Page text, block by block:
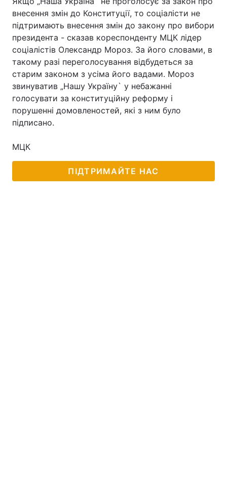
Головна
Політика
внесення змін до Конституції, то соціалісти не
підтримають внесення змін до закону про вибори
президента - сказав кореспонденту МЦК лідер
соціалістів Олександр Мороз. За його словами, в
такому разі переголосування відбудеться за
старим законом з усіма його вадами. Мороз
звинуватив „Нашу Україну` у небажанні
голосувати за конституційну реформу і
порушенні домовленостей, які з ним було
підписано.
МЦК
ПІДТРИМАЙТЕ НАС